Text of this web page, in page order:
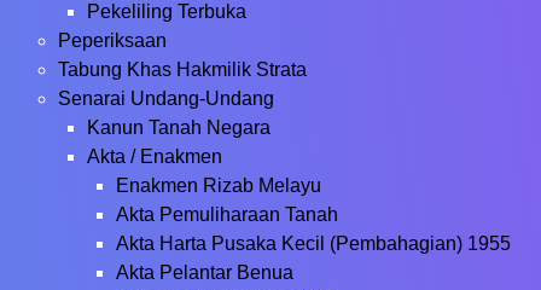
Pekeliling Terbuka
Peperiksaan
Tabung Khas Hakmilik Strata
Senarai Undang-Undang
Kanun Tanah Negara
Akta / Enakmen
Enakmen Rizab Melayu
Akta Pemuliharaan Tanah
Akta Harta Pusaka Kecil (Pembahagian) 1955
Akta Pelantar Benua